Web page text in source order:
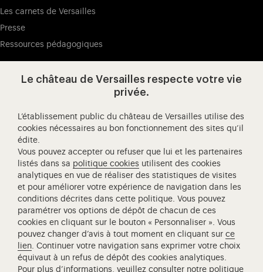
Les carnets de Versailles
Presse
Ressources pédagogiques
Visitez notre Facebook (ouverture
Visitez notre X (ouverture dans un
Visitez notre Instagram
Visitez notre YouTube
L'Opéra royal de Versailles
Centre de recherche du château de Versailles
Centre de Musique Baroque de Versailles
Réseau des Résidences Royales Européenne
Société des Amis de Versailles
Académie équestre nationale du domaine de Versailles
Campus Versailles
Le château de Versailles respecte votre vie
privée.
L’établissement public du château de Versailles utilise des
cookies nécessaires au bon fonctionnement des sites qu’il
édite.
Vous pouvez accepter ou refuser que lui et les partenaires
listés dans sa politique cookies utilisent des cookies
analytiques en vue de réaliser des statistiques de visites
et pour améliorer votre expérience de navigation dans les
conditions décrites dans cette politique. Vous pouvez
paramétrer vos options de dépôt de chacun de ces
cookies en cliquant sur le bouton « Personnaliser ». Vous
pouvez changer d’avis à tout moment en cliquant surce
lien. Continuer votre navigation sans exprimer votre choix
équivaut à un refus de dépôt des cookies analytiques.
Pour plus d’informations, veuillez consulter notre politique